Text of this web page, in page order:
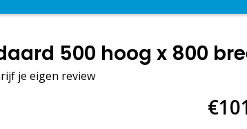
500 hoog x 800
je eigen review